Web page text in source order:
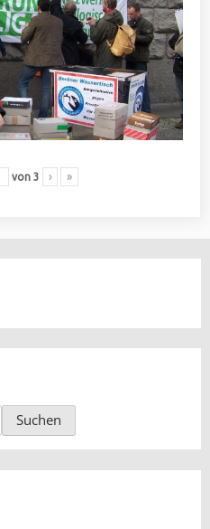
von 3 › »